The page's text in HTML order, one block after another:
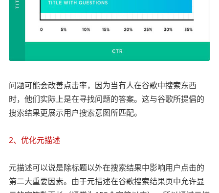
问题可能会改善点击率，因为当有人在谷歌中搜索东西
时，他们实际上是在寻找问题的答案。这与谷歌所提倡的
搜索结果更展示用户搜索意图所匹配。
2、优化元描述
元描述可以说是除标题以外在搜索结果中影响用户点击的
第二大重要因素。由于元描述在谷歌搜索结果页中允许显